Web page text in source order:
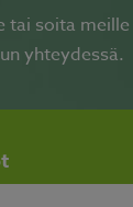
tai soita meille
yhteydessä.